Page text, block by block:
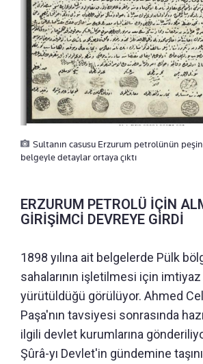
Sultanın casusu Erzurum petrolünün
belgeyle detaylar ortaya çıktı
ERZURUM PETROLÜ İÇİN
GİRİŞİMCİ DEVREYE GİRDİ
1898 yılına ait belgelerde Pülk
sahalarının işletilmesi için
yürütüldüğü görülüyor. Ahmed
Paşa'nın tavsiyesi sonrasında
ilgili devlet kurumlarına
Şûrâ-yı Devlet'in gündemine